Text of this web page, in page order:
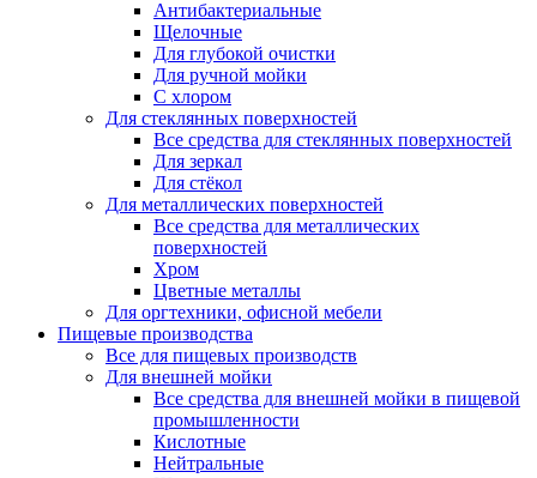
Антибактериальные
Щелочные
Для глубокой очистки
Для ручной мойки
С хлором
Для стеклянных поверхностей
Все средства для стеклянных поверхностей
Для зеркал
Для стёкол
Для металлических поверхностей
Все средства для металлических
поверхностей
Хром
Цветные металлы
Для оргтехники, офисной мебели
Пищевые производства
Все для пищевых производств
Для внешней мойки
Все средства для внешней мойки в пищевой
промышленности
Кислотные
Нейтральные